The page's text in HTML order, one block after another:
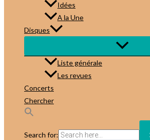
Idées
A la Une
Disques
Liste générale
Les revues
Concerts
Chercher
Search for: